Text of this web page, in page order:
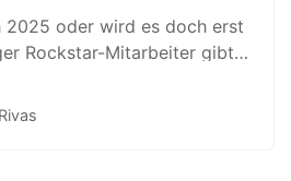
2025 oder wird es doch erst
Rockstar-Mitarbeiter gibt